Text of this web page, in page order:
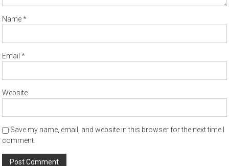
Name*
Email*
Website
Save my name, email, and website in this browser for the next time I
comment.